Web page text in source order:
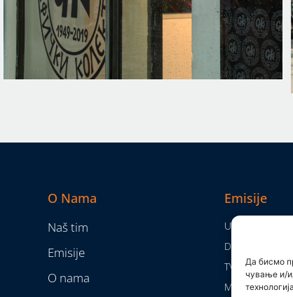
Да бисмо
чување и/
O Nama
Naš tim
Emisije
O nama
Emisije
Utisak nedelje
Da nam nije...
TV Mreža
Moram da